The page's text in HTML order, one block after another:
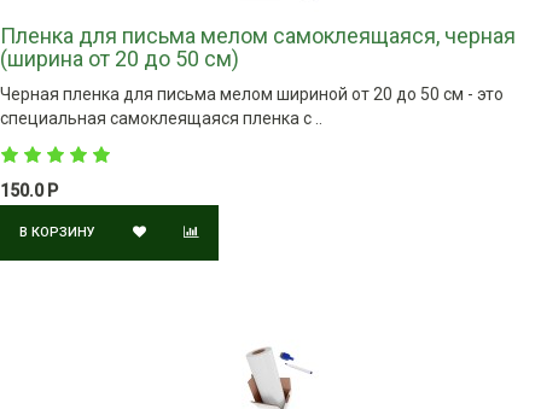
Пленка для письма мелом самоклеящаяся, черная
(ширина от 20 до 50 см)
Черная пленка для письма мелом шириной от 20 до 50 см - это
специальная самоклеящаяся пленка с ..
150.0 Р
В КОРЗИНУ